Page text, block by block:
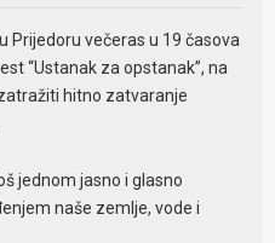
Prijedoru večeras u 19 časova
“Ustanak za opstanak”, na
hitno zatvaranje
jednom jasno i glasno
naše zemlje, vode i